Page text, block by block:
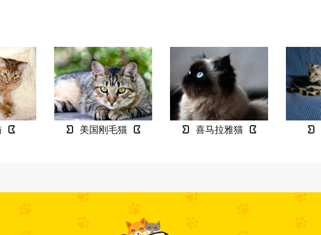
美国刚毛猫 喜马拉雅猫